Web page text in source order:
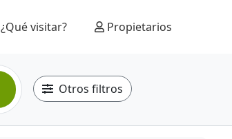
¿Qué visitar? Propietarios
Otros filtros